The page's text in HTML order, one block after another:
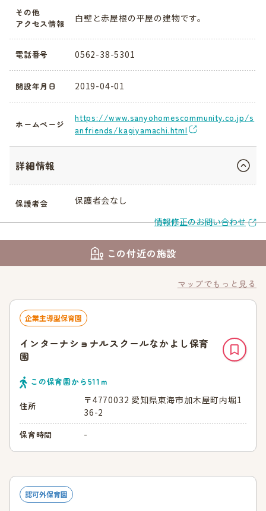
その他
アクセス情報
白壁と赤屋根の平屋の建物です。
電話番号 0562-38-5301
開設年月日 2019-04-01
ホームページ
https://www.sanyohomescommunity.co.jp/s
anfriends/kagiyamachi.html
詳細情報
保護者会
保護者会なし
情報修正のお問い合わせ
この付近の施設
マップでもっと見る
企業主導型保育園
インターナショナルスクールなかよし保育
園
この保育園から511 ｍ
住所
〒4770032 愛知県東海市加木屋町内堀1
36-2
保育時間 -
認可外保育園